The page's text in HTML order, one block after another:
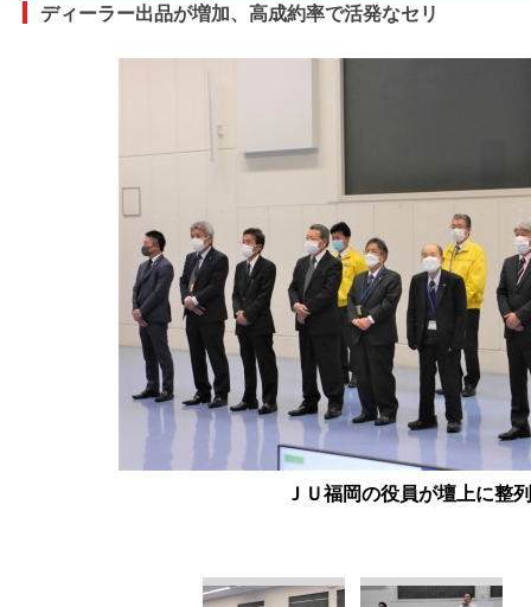
ディーラー出品が増加、高成約率で活発なセリ
ＪＵ福岡の役員が壇上に整